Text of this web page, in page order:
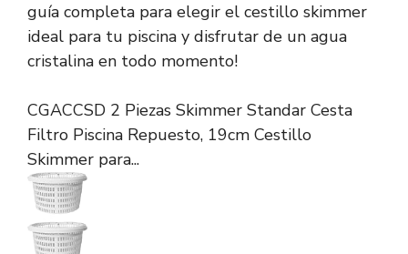
guía completa para elegir el cestillo skimmer
ideal para tu piscina y disfrutar de un agua
cristalina en todo momento!
CGACCSD 2 Piezas Skimmer Standar Cesta
Filtro Piscina Repuesto, 19cm Cestillo
Skimmer para...